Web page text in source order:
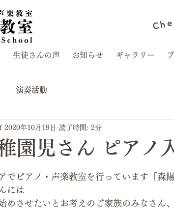
生徒さんの声 お知らせ ギャラリー
演奏活動
園児さん ピアノ
2020年10月19日 読了時間: 2分
でピアノ・声楽教室を行っています「森
には
めさせたいとお考えのご家族のみなさん、